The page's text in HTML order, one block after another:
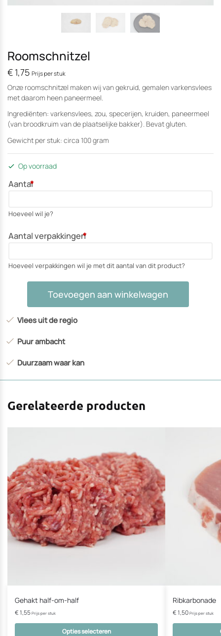
Roomschnitzel
€ 1,75 Prijs per stuk
Onze roomschnitzel maken wij van gekruid, gemalen varkensvlees
met daarom heen paneermeel.
Ingrediënten: varkensvlees, zou, specerijen, kruiden, paneermeel
(van broodkruim van de plaatselijke bakker). Bevat gluten.
Gewicht per stuk: circa 100 gram
Op voorraad
Aantal
*
Hoeveel wil je?
Aantal verpakkingen
*
Hoeveel verpakkingen wil je met dit aantal van dit product?
Roomschnitzel
Toevoegen aan winkelwagen
Vlees uit de regio
Puur ambacht
Duurzaam waar kan
Gerelateerde producten
Gehakt half-om-half
€1,55 Prijs per stuk
Opties selecteren
Ribkarbonade
€1,50 Prijs per stuk